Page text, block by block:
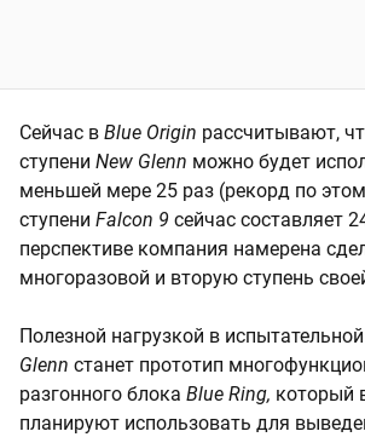
Сейчас в Blue Origin рассчитывают,
ступени New Glenn можно будет
меньшей мере 25 раз (рекорд по
ступени Falcon 9 сейчас составляет
перспективе компания намерена
многоразовой и вторую ступень
Полезной нагрузкой в
Glenn станет прототип
разгонного блока Blue Ring, который
планируют использовать для